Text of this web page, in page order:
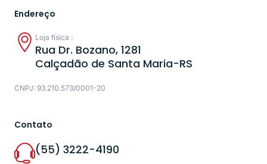
Endereço
Loja física :
Rua Dr. Bozano, 1281
Calçadão de Santa Maria-RS
CNPJ: 93.210.573/0001-20
Contato
(55) 3222-4190